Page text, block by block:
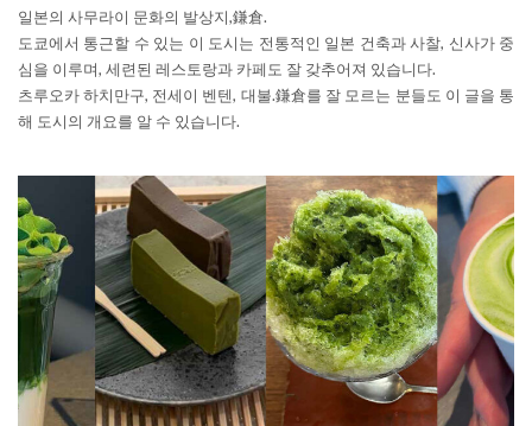
일본의 사무라이 문화의 발상지,鎌倉.
도쿄에서 통근할 수 있는 이 도시는 전통적인 일본 건축과 사찰, 신사가 중
심을 이루며, 세련된 레스토랑과 카페도 잘 갖추어져 있습니다.
츠루오카 하치만구, 전세이 벤텐, 대불.鎌倉를 잘 모르는 분들도 이 글을 통
해 도시의 개요를 알 수 있습니다.